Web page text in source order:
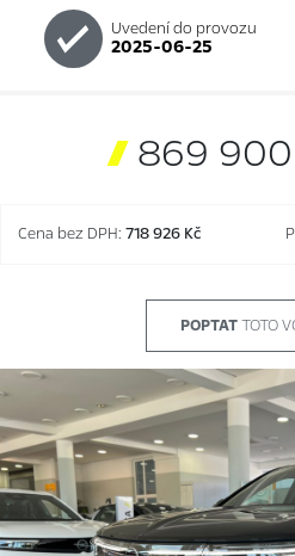
Uvedení do provozu
2025-06-25
869 900
Cena bez DPH: 718 926 Kč
POPTATTOTO